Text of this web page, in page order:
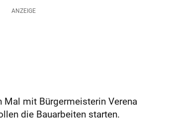
mit Bürgermeisterin Verena
die Bauarbeiten starten.